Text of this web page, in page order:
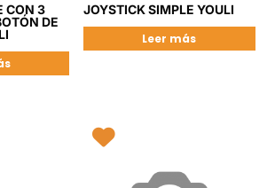
CON 3
DE
JOYSTICK SIMPLE YOULI
Leer más